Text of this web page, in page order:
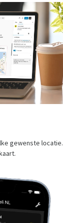
gewenste locatie.